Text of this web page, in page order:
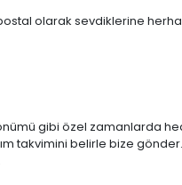
olarak sevdiklerine
gibi özel zamanlarda
takvimini belirle bize